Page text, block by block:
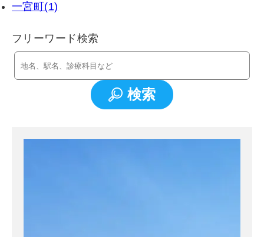
一宮町(1)
フリーワード検索
検索